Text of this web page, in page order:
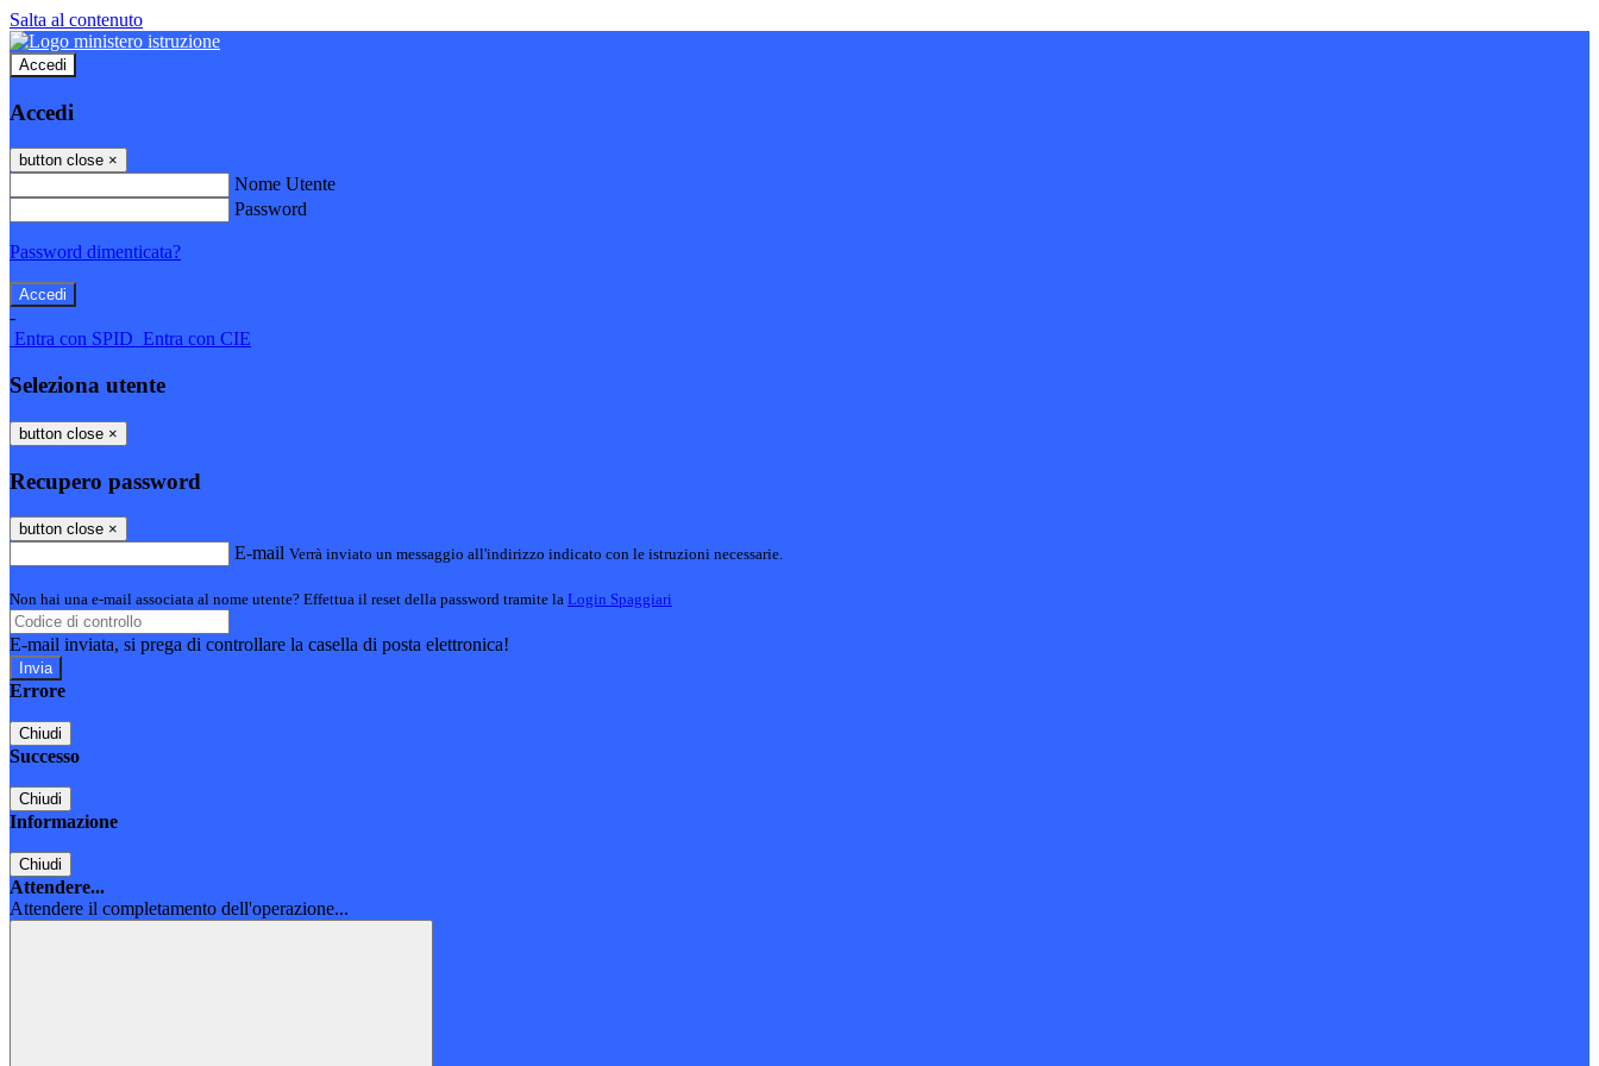
Salta al contenuto
Accedi
Accedi
button close ×
Nome Utente
Password
Password dimenticata?
-
Entra con SPID Entra con CIE
Seleziona utente
button close ×
Recupero password
button close ×
E-mail Verrà inviato un messaggio all'indirizzo indicato con le istruzioni necessarie.
Non hai una e-mail associata al nome utente? Effettua il reset della password tramite la Login Spaggiari
E-mail inviata, si prega di controllare la casella di posta elettronica!
Errore
Chiudi
Successo
Chiudi
Informazione
Chiudi
Attendere...
Attendere il completamento dell'operazione...